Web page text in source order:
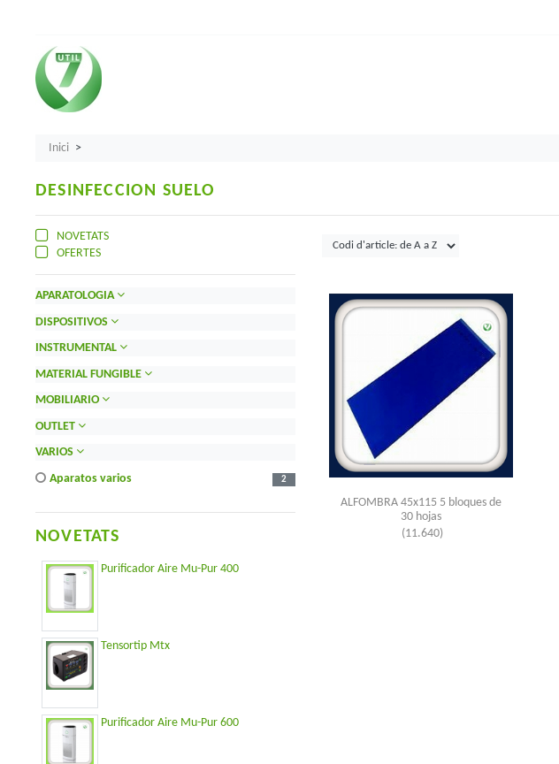
Inici
DESINFECCION SUELO
NOVETATS
OFERTES
APARATOLOGIA
DISPOSITIVOS
INSTRUMENTAL
MATERIAL FUNGIBLE
MOBILIARIO
OUTLET
VARIOS
aparatos varios
2
NOVETATS
Purificador Aire Mu-Pur 400
Tensortip Mtx
Purificador Aire Mu-Pur 600
ALFOMBRA 45x115 5 bloques de
30 hojas
(11.640)